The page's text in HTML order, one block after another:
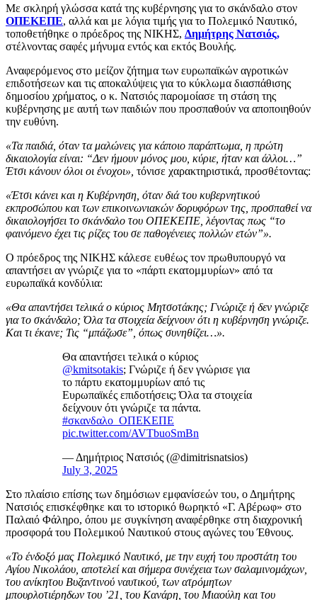
Με σκληρή γλώσσα κατά της κυβέρνησης για το σκάνδαλο στον
ΟΠΕΚΕΠΕ, αλλά και με λόγια τιμής για το Πολεμικό Ναυτικό,
τοποθετήθηκε ο πρόεδρος της ΝΙΚΗΣ, Δημήτρης Νατσιός,
στέλνοντας σαφές μήνυμα εντός και εκτός Βουλής.
Αναφερόμενος στο μείζον ζήτημα των ευρωπαϊκών αγροτικών
επιδοτήσεων και τις αποκαλύψεις για το κύκλωμα διασπάθισης
δημοσίου χρήματος, ο κ. Νατσιός παρομοίασε τη στάση της
κυβέρνησης με αυτή των παιδιών που προσπαθούν να αποποιηθούν
την ευθύνη.
«Τα παιδιά, όταν τα μαλώνεις για κάποιο παράπτωμα, η πρώτη
δικαιολογία είναι: “Δεν ήμουν μόνος μου, κύριε, ήταν και άλλοι…”
Έτσι κάνουν όλοι οι ένοχοι», τόνισε χαρακτηριστικά, προσθέτοντας:
«Έτσι κάνει και η Κυβέρνηση, όταν διά του κυβερνητικού
εκπροσώπου και των επικοινωνιακών δορυφόρων της, προσπαθεί να
δικαιολογήσει το σκάνδαλο του ΟΠΕΚΕΠΕ, λέγοντας πως “το
φαινόμενο έχει τις ρίζες του σε παθογένειες πολλών ετών”».
Ο πρόεδρος της ΝΙΚΗΣ κάλεσε ευθέως τον πρωθυπουργό να
απαντήσει αν γνώριζε για το «πάρτι εκατομμυρίων» από τα
ευρωπαϊκά κονδύλια:
«Θα απαντήσει τελικά ο κύριος Μητσοτάκης; Γνώριζε ή δεν γνώριζε
για το σκάνδαλο; Όλα τα στοιχεία δείχνουν ότι η κυβέρνηση γνώριζε.
Και τι έκανε; Τις “μπάζωσε”, όπως συνηθίζει…».
Θα απαντήσει τελικά ο κύριος
@kmitsotakis; Γνώριζε ή δεν γνώρισε για
το πάρτυ εκατομμυρίων από τις
Ευρωπαϊκές επιδοτήσεις; Όλα τα στοιχεία
δείχνουν ότι γνώριζε τα πάντα.
#σκανδαλο_ΟΠΕΚΕΠΕ
pic.twitter.com/AVTbuoSmBn
— Δημήτριος Νατσιός (@dimitrisnatsios)
July 3, 2025
Στο πλαίσιο επίσης των δημόσιων εμφανίσεών του, ο Δημήτρης
Νατσιός επισκέφθηκε και το ιστορικό θωρηκτό «Γ. Αβέρωφ» στο
Παλαιό Φάληρο, όπου με συγκίνηση αναφέρθηκε στη διαχρονική
προσφορά του Πολεμικού Ναυτικού στους αγώνες του Έθνους.
«Το ένδοξό μας Πολεμικό Ναυτικό, με την ευχή του προστάτη του
Αγίου Νικολάου, αποτελεί και σήμερα συνέχεια των σαλαμινομάχων,
του ανίκητου Βυζαντινού ναυτικού, των ατρόμητων
μπουρλοτιέρηδων του ’21, του Κανάρη, του Μιαούλη και του